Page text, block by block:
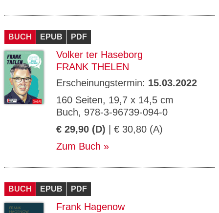
BUCH EPUB PDF
Volker ter Haseborg
FRANK THELEN
Erscheinungstermin: 15.03.2022
160 Seiten, 19,7 x 14,5 cm
Buch, 978-3-96739-094-0
€ 29,90 (D) | € 30,80 (A)
Zum Buch
BUCH EPUB PDF
Frank Hagenow